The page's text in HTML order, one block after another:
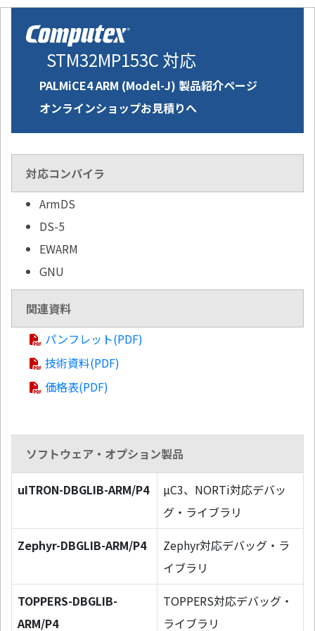
STM32MP153C 対応
PALMiCE4 ARM (Model-J) 製品紹介ページ
オンラインショップお見積りへ
対応コンパイラ
ArmDS
DS-5
EWARM
GNU
関連資料
パンフレット(PDF)
技術資料(PDF)
価格表(PDF)
ソフトウェア・オプション製品
uITRON-DBGLIB-ARM/P4
µC3、NORTi対応デバッ
グ・ライブラリ
Zephyr-DBGLIB-ARM/P4
Zephyr対応デバッグ・ラ
イブラリ
TOPPERS-DBGLIB-
ARM/P4
TOPPERS対応デバッグ・
ライブラリ